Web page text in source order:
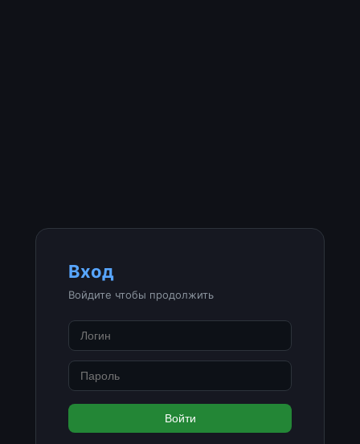
Вход
Войдите чтобы продолжить
Войти